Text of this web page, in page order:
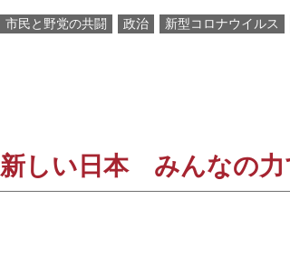
市民と野党の共闘 政治 新型コロナウイルス
新しい日本 みんなの力